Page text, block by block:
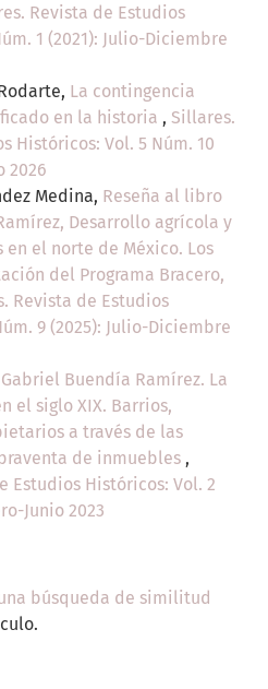
Revista de Estudios
1 (2021): Julio-Diciembre
La contingencia
en la historia , Sillares.
Históricos: Vol. 5 Núm. 10
2026
Medina, Reseña al libro
Desarrollo agrícola y
el norte de México. Los
del Programa Bracero,
Revista de Estudios
9 (2025): Julio-Diciembre
Gabriel Buendía Ramírez. La
el siglo XIX. Barrios,
a través de las
de inmuebles ,
Estudios Históricos: Vol. 2
Junio 2023
búsqueda de similitud